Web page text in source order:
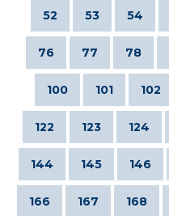
52 53 54
76 77 78
100 101 102
122 123 124
144 145 146
166 167 168